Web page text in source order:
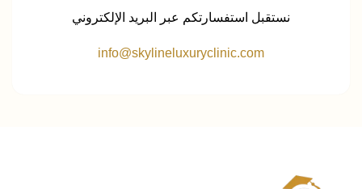
نستقبل استفسارتكم عبر البريد الإلكتروني
info@skylineluxuryclinic.com